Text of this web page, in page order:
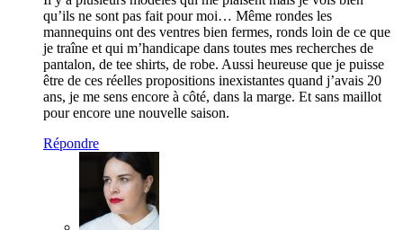
qu’ils ne sont pas fait pour moi… Même rondes les
mannequins ont des ventres bien fermes, ronds loin de ce que
je traîne et qui m’handicape dans toutes mes recherches de
pantalon, de tee shirts, de robe. Aussi heureuse que je puisse
être de ces réelles propositions inexistantes quand j’avais 20
ans, je me sens encore à côté, dans la marge. Et sans maillot
pour encore une nouvelle saison.
Répondre